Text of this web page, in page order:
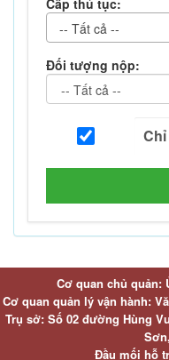
Cấp thủ tục:
-- Tất cả --
Đối tượng nộp:
Cơ quan chủ quản:
Cơ quan quản lý vận hành:
Trụ sở: Số 02 đường Hùng
Đầu mối hỗ